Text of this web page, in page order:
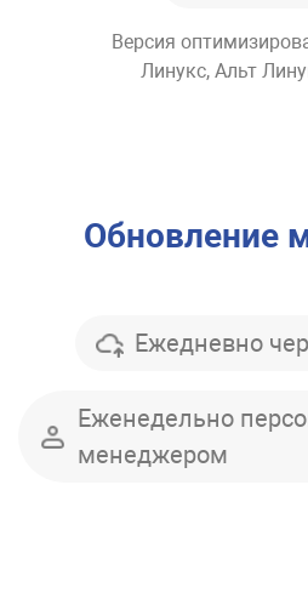
Версия
Линукс, Альт
Обновление
Ежедневно
Еженедельно
менеджером